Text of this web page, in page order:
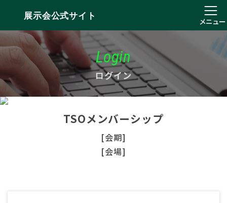
展示会公式サイト
メニュー
Login
ログイン
TSOメンバーシップ
[会期]
[会場]